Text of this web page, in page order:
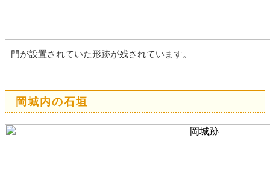
門が設置されていた形跡が残されています。
岡城内の石垣